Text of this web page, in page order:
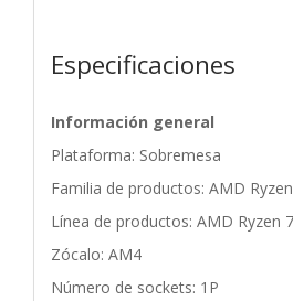
Especificaciones
Información general
Plataforma: Sobremesa
Familia de productos: AMD
Línea de productos: AMD Ryzen
Zócalo: AM4
Número de sockets: 1P